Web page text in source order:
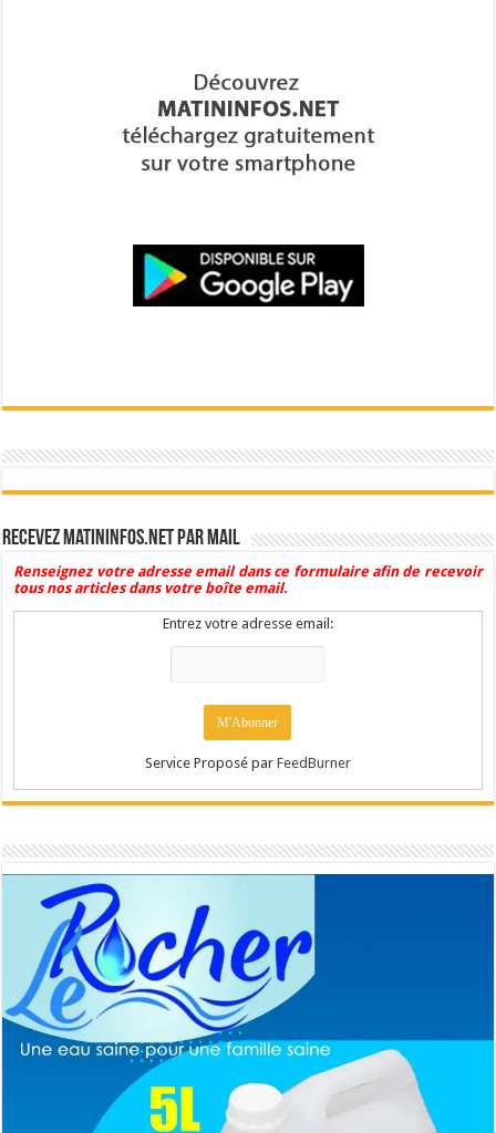
Recevez Matininfos.net par mail
Renseignez votre adresse email dans ce formulaire afin de recevoir
tous nos articles dans votre boîte email.
Entrez votre adresse email:
Service Proposé par FeedBurner